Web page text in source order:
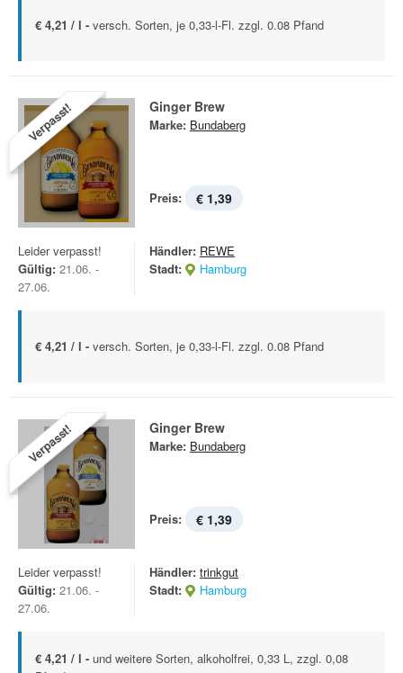
€ 4,21 / l - versch. Sorten, je 0,33-l-Fl. zzgl. 0.08 Pfand
Verpasst! Ginger Brew
Marke: Bundaberg
Preis: € 1,39
Leider verpasst!
Gültig: 21.06. -
27.06.
Händler: REWE
Stadt:
Hamburg
€ 4,21 / l - versch. Sorten, je 0,33-l-Fl. zzgl. 0.08 Pfand
Verpasst! Ginger Brew
Marke: Bundaberg
Preis: € 1,39
Leider verpasst!
Gültig: 21.06. -
27.06.
Händler: trinkgut
Stadt:
Hamburg
€ 4,21 / l - und weitere Sorten, alkoholfrei, 0,33 L, zzgl. 0,08